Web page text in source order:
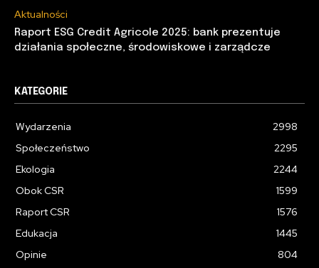
Aktualności
Raport ESG Credit Agricole 2025: bank prezentuje
działania społeczne, środowiskowe i zarządcze
KATEGORIE
Wydarzenia
2998
Społeczeństwo
2295
Ekologia
2244
Obok CSR
1599
Raport CSR
1576
Edukacja
1445
Opinie
804